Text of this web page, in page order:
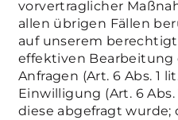
vorvertraglicher
allen übrigen Fällen
auf unserem
effektiven
Anfragen (Art. 6 Abs. 1
Einwilligung (Art. 6 Abs.
diese abgefragt